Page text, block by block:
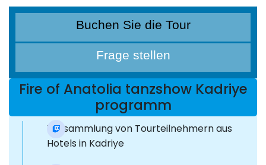
Buchen Sie die Tour
Frage stellen
Fire of Anatolia tanzshow Kadriye
programm
Versammlung von Tourteilnehmern aus
Hotels in Kadriye